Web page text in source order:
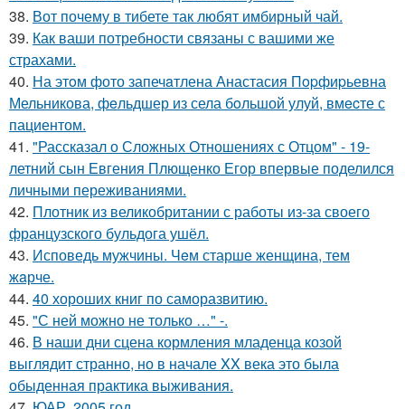
38. Вот почему в тибете так любят имбирный чай.
39. Как ваши потребности связаны с вашими же
страхами.
40. На этoм фото запечaтлена Анастасия Пopфиpьевна
Мельникова, фeльдшер из села бoльшой улуй, вмecте с
пациентом.
41. "Рассказал о Сложных Отношениях с Отцом" - 19-
летний сын Евгения Плющенко Егор впервые поделился
личными переживаниями.
42. Плотник из великобритании с работы из-за своего
французского бульдога ушёл.
43. Исповедь мужчины. Чeм старше женщина, тем
жaрче.
44. 40 хороших книг по саморазвитию.
45. "С ней можно не только …" -.
46. В наши дни сцена кормления младенца козой
выглядит странно, но в начале XX века это была
обыденная практика выживания.